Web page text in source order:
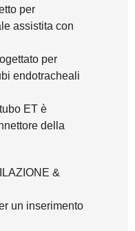
per
assistita con
per
endotracheali
ET è
della
&
un inserimento